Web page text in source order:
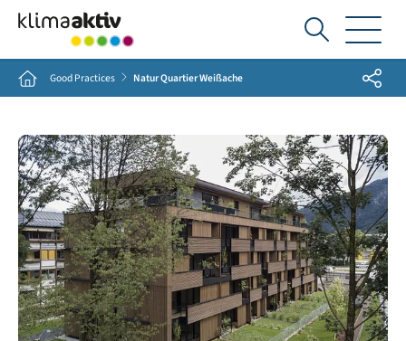
Ich
suche...
Home Good Practices Natur Quartier Weißache Share